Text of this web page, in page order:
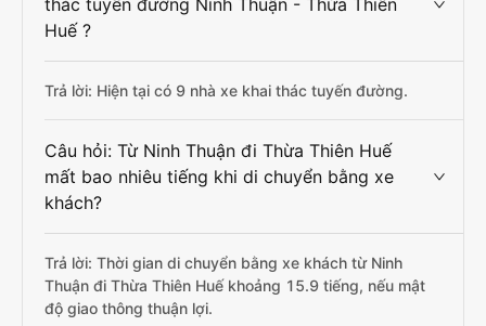
thác tuyến đường Ninh Thuận - Thừa Thiên
Huế ?
Trả lời: Hiện tại có 9 nhà xe khai thác tuyến đường.
Câu hỏi: Từ Ninh Thuận đi Thừa Thiên Huế
mất bao nhiêu tiếng khi di chuyển bằng xe
khách?
Trả lời: Thời gian di chuyển bằng xe khách từ Ninh
Thuận đi Thừa Thiên Huế khoảng 15.9 tiếng, nếu mật
độ giao thông thuận lợi.